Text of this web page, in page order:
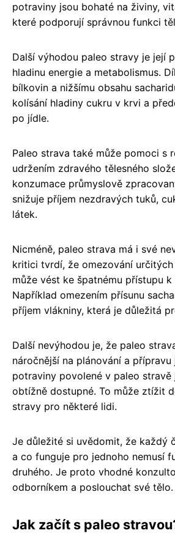
potraviny jsou bohaté na živiny,
které podporují správnou funkci
Další výhodou paleo stravy je její
hladinu energie a metabolismus.
bílkovin a nižšímu obsahu
kolísání hladiny cukru v krvi a
po jídle.
Paleo strava také může pomoci s
udržením zdravého tělesného
konzumace průmyslově
snižuje příjem nezdravých tuků,
látek.
Nicméně, paleo strava má i své
kritici tvrdí, že omezování
může vést ke špatnému přístupu
Například omezením přísunu
příjem vlákniny, která je důležitá
Další nevýhodou je, že paleo
náročnější na plánování a
potraviny povolené v paleo stravě
obtížně dostupné. To může ztížit
stravy pro některé lidi.
Je důležité si uvědomit, že každý
a co funguje pro jednoho nemusí
druhého. Je proto vhodné
odborníkem a poslouchat své tělo.
Jak začít s paleo